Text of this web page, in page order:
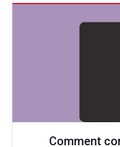
Comment